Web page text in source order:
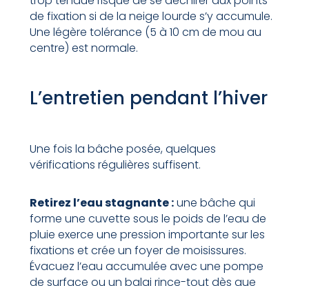
de fixation si de la neige lourde s’y accumule.
Une légère tolérance (5 à 10 cm de mou au
centre) est normale.
L’entretien pendant l’hiver
Une fois la bâche posée, quelques
vérifications régulières suffisent.
Retirez l’eau stagnante :une bâche qui
forme une cuvette sous le poids de l’eau de
pluie exerce une pression importante sur les
fixations et crée un foyer de moisissures.
Évacuez l’eau accumulée avec une pompe
de surface ou un balai rince-tout dès que